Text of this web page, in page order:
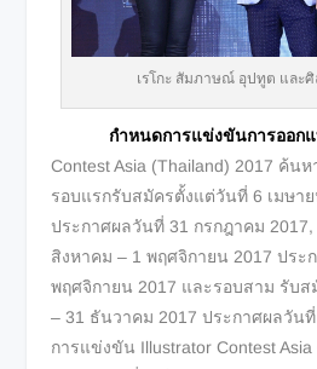
เรโกะ สัมภาษณ์ อุปทูต และศิ
กำหนดการแข่งขันการออก
Contest Asia (Thailand) 2017 ค้น
รอบแรกรับสมัครตั้งแต่วันที่ 6 เมษา
ประกาศผลวันที่ 31 กรกฎาคม
สิงหาคม – 1 พฤศจิกายน 2017 ประ
พฤศจิกายน 2017 และรอบสาม รับ
– 31 ธันวาคม 2017 ประกาศผลวัน
การแข่งขัน Illustrator Contest